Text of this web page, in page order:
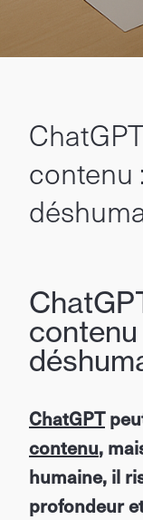
contenu
ChatGPT
contenu,
humaine, il
profondeur